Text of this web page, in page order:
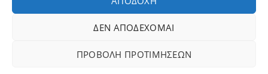
ΔΕΝ ΑΠΟΔΈΧΟΜΑΙ
ΠΡΟΒΟΛΉ ΠΡΟΤΙΜΉΣΕΩΝ
© 2019 Δοβλέτογλου, All Rights Reserved | Powered by